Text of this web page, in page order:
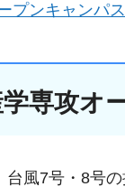
プンキャンパス
専攻オ
風7号・8号